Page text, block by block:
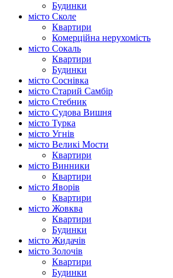
Будинки
місто Сколе
Квартири
Комерційна нерухомість
місто Сокаль
Квартири
Будинки
місто Соснівка
місто Старий Самбір
місто Стебник
місто Судова Вишня
місто Турка
місто Угнів
місто Великі Мости
Квартири
місто Винники
Квартири
місто Яворів
Квартири
місто Жовква
Квартири
Будинки
місто Жидачів
місто Золочів
Квартири
Будинки